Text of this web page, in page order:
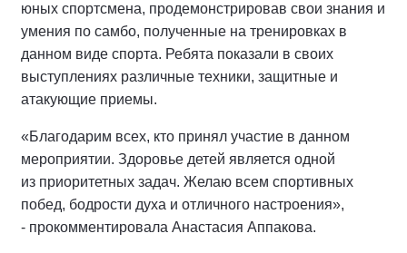
юных спортсмена, продемонстрировав свои знания и
умения по самбо, полученные на тренировках в
данном виде спорта. Ребята показали в своих
выступлениях различные техники, защитные и
атакующие приемы.
«Благодарим всех, кто принял участие в данном
мероприятии. Здоровье детей является одной
из приоритетных задач. Желаю всем спортивных
побед, бодрости духа и отличного настроения»,
- прокомментировала Анастасия Аппакова.